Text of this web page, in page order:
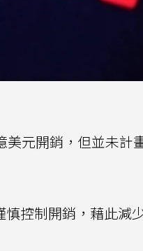
美元開銷，但並未計
控制開銷，藉此減